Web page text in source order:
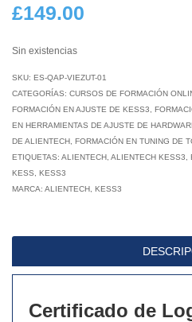
£149.00
Sin existencias
SKU: ES-QAP-VIEZUT-01
CATEGORÍAS: CURSOS DE FORMACIÓN
FORMACIÓN EN AJUSTE DE KESS3
EN HERRAMIENTAS DE AJUSTE DE
DE ALIENTECH FORMACIÓN EN TUNING DE
ETIQUETAS: ALIENTECH ALIENTECH KESS3
KESS
KESS3
MARCA: ALIENTECH KESS3
Certificado de